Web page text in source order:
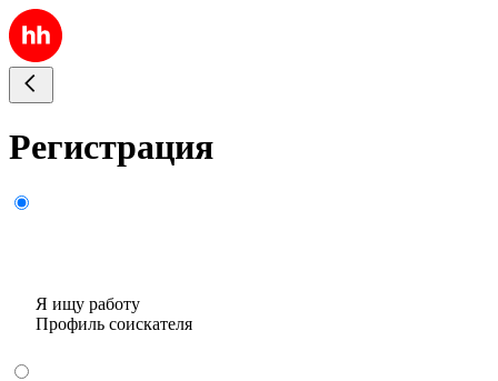
Регистрация
Я ищу работу
Профиль соискателя